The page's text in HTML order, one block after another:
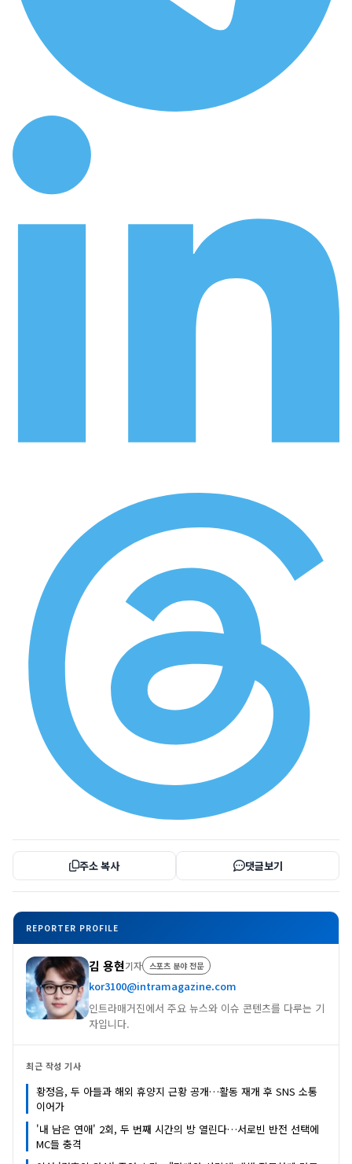
주소 복사 댓글보기
REPORTER PROFILE
김 용현기자 스포츠 분야 전문
kor3100@intramagazine.com
인트라매거진에서 주요 뉴스와 이슈 콘텐츠를 다루는 기
자입니다.
최근 작성 기사
황정음, 두 아들과 해외 휴양지 근황 공개…활동 재개 후 SNS 소통
이어가
'내 남은 연애' 2회, 두 번째 시간의 방 열린다…서로빈 반전 선택에
MC들 충격